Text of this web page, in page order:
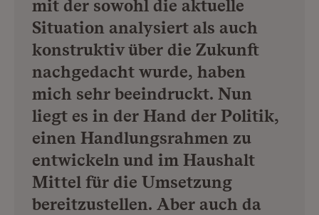
mit der sowohl die aktuelle
Situation analysiert als auch
konstruktiv über die Zukunft
nachgedacht wurde, haben
mich sehr beeindruckt. Nun
liegt es in der Hand der Politik,
einen Handlungsrahmen zu
entwickeln und im Haushalt
Mittel für die Umsetzung
bereitzustellen. Aber auch da